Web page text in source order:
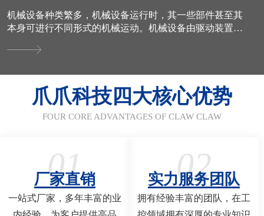
机械设备种类繁多，机械设备运行时，其一些部件甚至其
本身可进行不同形式的机械运动。机械设备由驱动装置、
润滑系统、...
爪爪科技四大核心优势
FOUR CORE ADVANTAGES OF CLAW CLAW
01
厂家直销
一站式厂家，多年丰富的业
02
实力服务团队
拥有经验丰富的团队，在工